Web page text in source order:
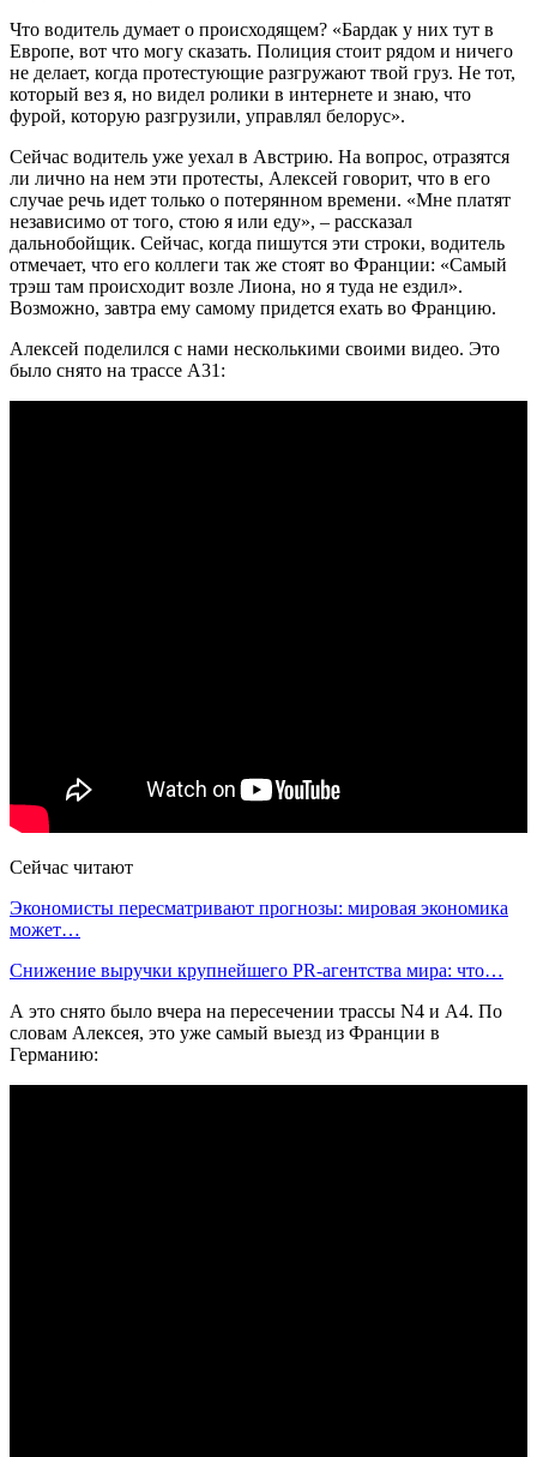
Что водитель думает о происходящем? «Бардак у них тут в
Европе, вот что могу сказать. Полиция стоит рядом и ничего
не делает, когда протестующие разгружают твой груз. Не тот,
который вез я, но видел ролики в интернете и знаю, что
фурой, которую разгрузили, управлял белорус».
Сейчас водитель уже уехал в Австрию. На вопрос, отразятся
ли лично на нем эти протесты, Алексей говорит, что в его
случае речь идет только о потерянном времени. «Мне платят
независимо от того, стою я или еду», – рассказал
дальнобойщик. Сейчас, когда пишутся эти строки, водитель
отмечает, что его коллеги так же стоят во Франции: «Самый
трэш там происходит возле Лиона, но я туда не ездил».
Возможно, завтра ему самому придется ехать во Францию.
Алексей поделился с нами несколькими своими видео. Это
было снято на трассе А31:
Сейчас читают
Экономисты пересматривают прогнозы: мировая экономика
может…
Снижение выручки крупнейшего PR-агентства мира: что…
А это снято было вчера на пересечении трассы N4 и А4. По
словам Алексея, это уже самый выезд из Франции в
Германию: